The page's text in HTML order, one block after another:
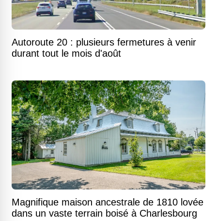
Autoroute 20 : plusieurs fermetures à venir
durant tout le mois d'août
Magnifique maison ancestrale de 1810 lovée
dans un vaste terrain boisé à Charlesbourg